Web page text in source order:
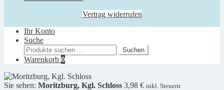
Vertrag widerrufen
Ihr Konto
Suche
Suchen
nach:
Suchen
Warenkorb 0
Sie sehen: Moritzburg, Kgl. Schloss 3,98 € inkl. Steuern